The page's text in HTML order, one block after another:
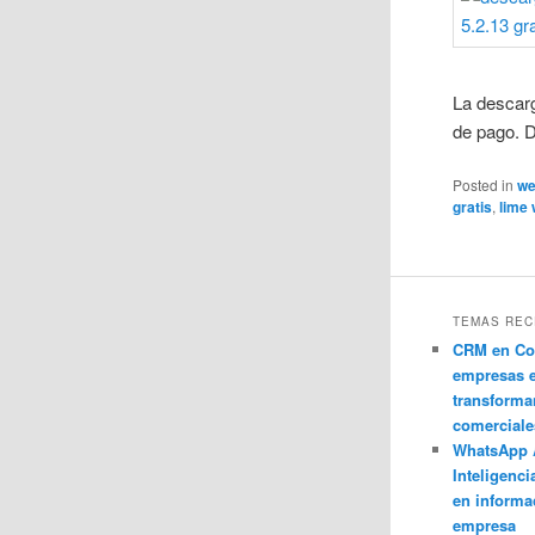
La
de pago.
Posted in
gratis,lime
TEMAS
CRM en
empresas
WhatsApp
en
empresa